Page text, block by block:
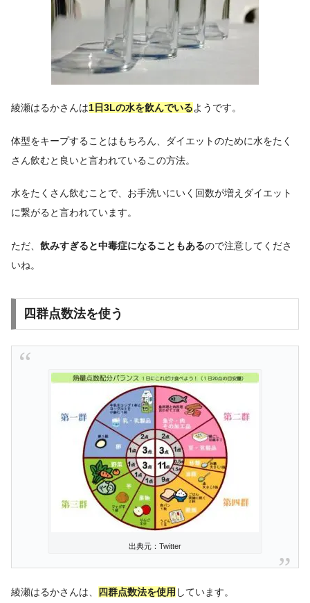
綾瀬はるかさんは1日3Lの水を飲んでいるようです。
体型をキープすることはもちろん、ダイエットのために水をたく
さん飲むと良いと言われているこの方法。
水をたくさん飲むことで、お手洗いにいく回数が増えダイエット
に繋がると言われています。
ただ、 飲みすぎると中毒症になることもあるので注意してくださ
いね。
四群点数法を使う
出典元：Twitter
綾瀬はるかさんは、 四群点数法を使用 しています。